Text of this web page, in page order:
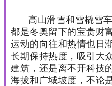
高山滑雪和雪橇雪
都是冬奥留下的宝贵财
运动的向往和热情也日
长期保持热度，吸引大
建筑，还是离不开科技
海拔和广域坡度，不论